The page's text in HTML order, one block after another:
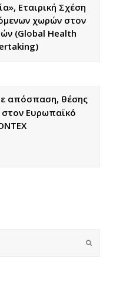
Εταιρική Σχέση
χωρών στον
(Global Health
απόσπαση, θέσης
στον Ευρωπαϊκό
Submit